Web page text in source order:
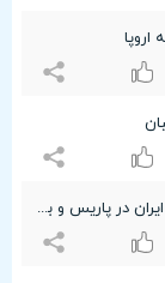
اروپا
ادای احترام مردم اروپا به شهدای میناب/ اهتزاز پرچم‌ ایران در پاریس و بروکسل +عکس